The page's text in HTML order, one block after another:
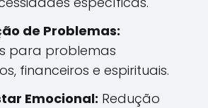
de Problemas:
para problemas
financeiros e espirituais.
Emocional: Redução